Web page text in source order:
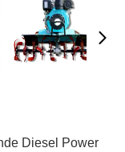
Diesel Power